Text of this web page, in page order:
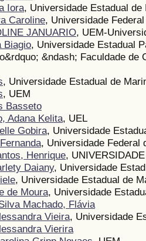
Iora, Universidade Estadual de
Caroline, Universidade
JANUARIO, UEM-
Biagio, Universidade Estadual
&ndash; Faculdade
, Universidade Estadual de
, UEM
Basseto
Adana Kelita, UEL
Gobira, Universidade
, Universidade Federal
Henrique,
Daiany, Universidade
, Universidade Estadual de
de Moura, Universidade
Machado, Flávia
Vieira, Universidade
Vierira